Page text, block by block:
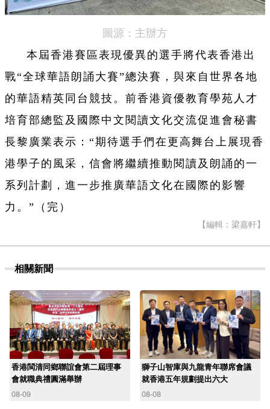
圖源：主辦方
本屆香港賽區表現優異的選手將代表香港出
戰“全球華語朗誦大賽”總決賽，與來自世界各地
的華語精英同台競技。前香港資優教育學苑人才
培育部總監及國際中文閱讀文化交流促進會秘書
長黎廣業表示：“期待選手們在更高舞台上展現香
港學子的風采，信會將繼續推動閱讀及朗誦的一
系列計劃，進一步推廣華語文化在國際的影響
力。”（完）
【編輯：梁嘉軒】
相關新聞
香港閩清同鄉聯誼會第二屆理事
會就職典禮圓滿舉辦
08-09
獅子山智庫與九龍青年聯席會議
就香港五年規劃提出六大
08-08